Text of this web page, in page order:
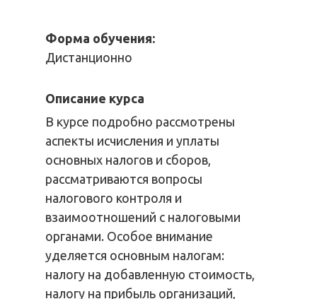
Форма обучения:
Дистанционно
Описание курса
В курсе подробно рассмотрены
аспекты исчисления и уплаты
основных налогов и сборов,
рассматриваются вопросы
налогового контроля и
взаимоотношений с налоговыми
органами. Особое внимание
уделяется основным налогам:
налогу на добавленную стоимость,
налогу на прибыль организаций,